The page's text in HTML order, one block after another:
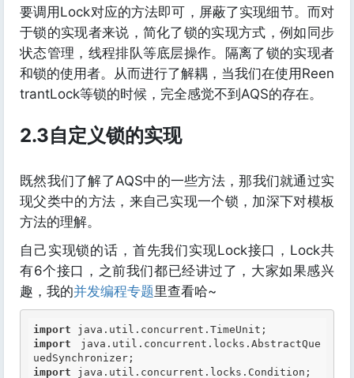
要调用Lock对应的方法即可，屏蔽了实现细节。而对
于锁的实现者来说，简化了锁的实现方式，例如同步
状态管理，线程排队等底层操作。隔离了锁的实现者
和锁的使用者。从而进行了解耦，当我们在使用Reen
trantLock等锁的时候，完全感觉不到AQS的存在。
2.3自定义锁的实现
既然我们了解了AQS中的一些方法，那我们就通过实
现父类中的方法，来自己实现一个锁，加深下对模板
方法的理解。
自己实现锁的话，首先我们实现Lock接口，Lock共
有6个接口，之前我们都已经讲过了，大家如果感兴
趣，我的并发编程专题里查看哈~
import
import java.util.concurrent.locks.AbstractQue
import